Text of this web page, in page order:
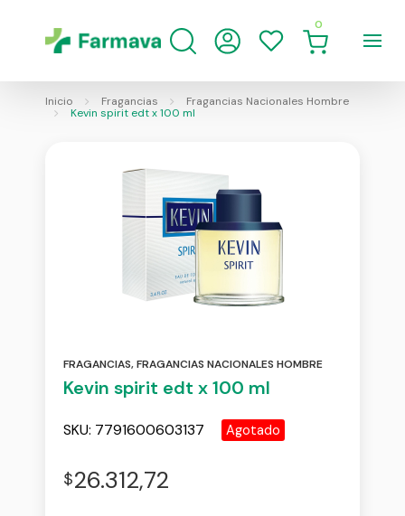
0
Inicio Fragancias
Fragancias Nacionales Hombre
Kevin spirit edt x 100 ml
FRAGANCIAS,FRAGANCIAS NACIONALES HOMBRE
Kevin spirit edt x 100 ml
SKU: 7791600603137 Agotado
$26.312,72